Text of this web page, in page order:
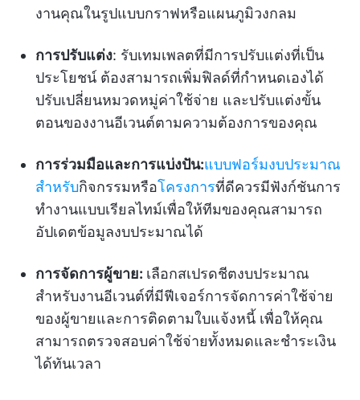
งานคุณในรูปแบบกราฟหรือแผนภูมิวงกลม
การปรับแต่ง: รับเทมเพลตที่มีการปรับแต่งที่เป็น
ประโยชน์ ต้องสามารถเพิ่มฟิลด์ที่กำหนดเองได้
ปรับเปลี่ยนหมวดหมู่ค่าใช้จ่าย และปรับแต่งขั้น
ตอนของงานอีเวนต์ตามความต้องการของคุณ
การร่วมมือและการแบ่งปัน:แบบฟอร์มงบประมาณ
สำหรับกิจกรรมหรือโครงการที่ดีควรมีฟังก์ชันการ
ทำงานแบบเรียลไทม์เพื่อให้ทีมของคุณสามารถ
อัปเดตข้อมูลงบประมาณได้
การจัดการผู้ขาย: เลือกสเปรดชีตงบประมาณ
สำหรับงานอีเวนต์ที่มีฟีเจอร์การจัดการค่าใช้จ่าย
ของผู้ขายและการติดตามใบแจ้งหนี้ เพื่อให้คุณ
สามารถตรวจสอบค่าใช้จ่ายทั้งหมดและชำระเงิน
ได้ทันเวลา